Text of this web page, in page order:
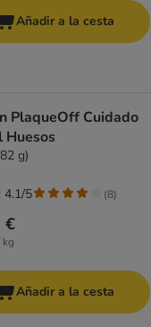
Añadir a la cesta
PlaqueOff Cuidado
Huesos
g)
€
4.1/5 (8)
Añadir a la cesta